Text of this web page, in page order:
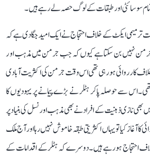
سوسائٹی اور طبقات کے لوگ حصہ لے رہے ہیں۔
ترمیمی ایکٹ کے خلاف احتجاج نے ایک امید جگادی ہے کہ
جرمن نہیں بن سکتا ہے کیوں کہ جب جرمن میں مذہب او ر
خلاف کارروائی ہورہی تھی اس وقت جرمن کی اکثریت آبادی
سے حوصلہ پاکر ہٹلر نے بڑے پیمانے پر یہودیوں کا
بھی نازی ذہنیت کے افراد نے بھی مذہب اور نسل کی بنیاد پر
آغاز کیا تو یہاں اکثریتی طبقہ خاموش نہیں رہا اور آج ملک
احتجاج ہورہے ہیں۔دوسرے کہ ہٹلرکے اقدامات کے